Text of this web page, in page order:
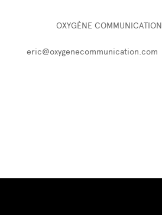
OXYGÈNE COMMUNICATION
eric@oxygenecommunication.com